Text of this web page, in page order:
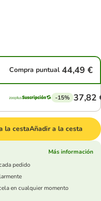
Compra puntual 44,49 €
-15% 37,82
la cestaAñadir a la cesta
Más información
pedido
en cualquier momento